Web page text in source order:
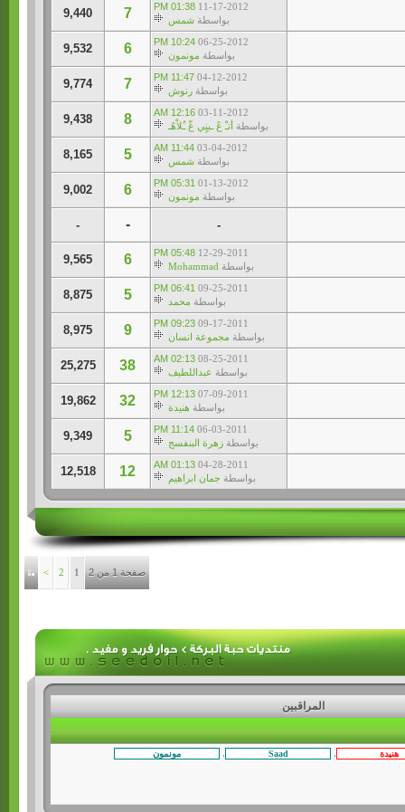
11-17-2012
01:38 PM
بواسطة شمس 7
9,440
06-25-2012
10:24 PM
بواسطة مونمون 6
9,532
04-12-2012
11:47 PM
بواسطة رنوش 7
9,774
03-11-2012
12:16 AM
بواسطة أتـْ عً ـبنٍي غّ ـٌلاْهًـ 8
9,438
03-04-2012
11:44 AM
بواسطة شمس 5
8,165
01-13-2012
05:31 PM
بواسطة مونمون 6
9,002
-
-
-
12-29-2011
05:48 PM
بواسطة Mohammad
6
9,565
09-25-2011
06:41 PM
بواسطة محمد 5
8,875
09-17-2011
09:23 PM
بواسطة مجموعة انسان 9
8,975
08-25-2011
02:13 AM
بواسطة عبداللطيف 38
25,275
07-09-2011
12:13 PM
بواسطة هنيدة 32
19,862
06-03-2011
11:14 PM
بواسطة زهرة البنفسج 5
9,349
04-28-2011
01:13 AM
بواسطة جمان ابراهيم 12
12,518
صفحة 1 من 2 1
2
>
المراقبين